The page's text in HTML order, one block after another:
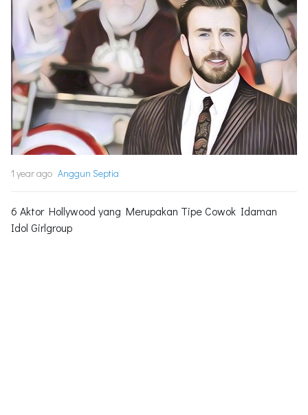
1 year ago Anggun Septia
6 Aktor Hollywood yang Merupakan Tipe Cowok Idaman
Idol Girlgroup